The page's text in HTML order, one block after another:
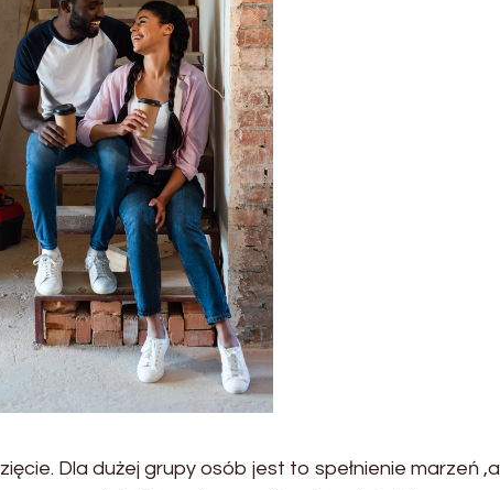
Dla dużej grupy osób jest to spełnienie marzeń ,a